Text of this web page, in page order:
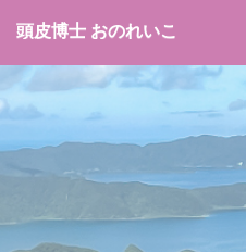
頭皮博士 おのれいこ